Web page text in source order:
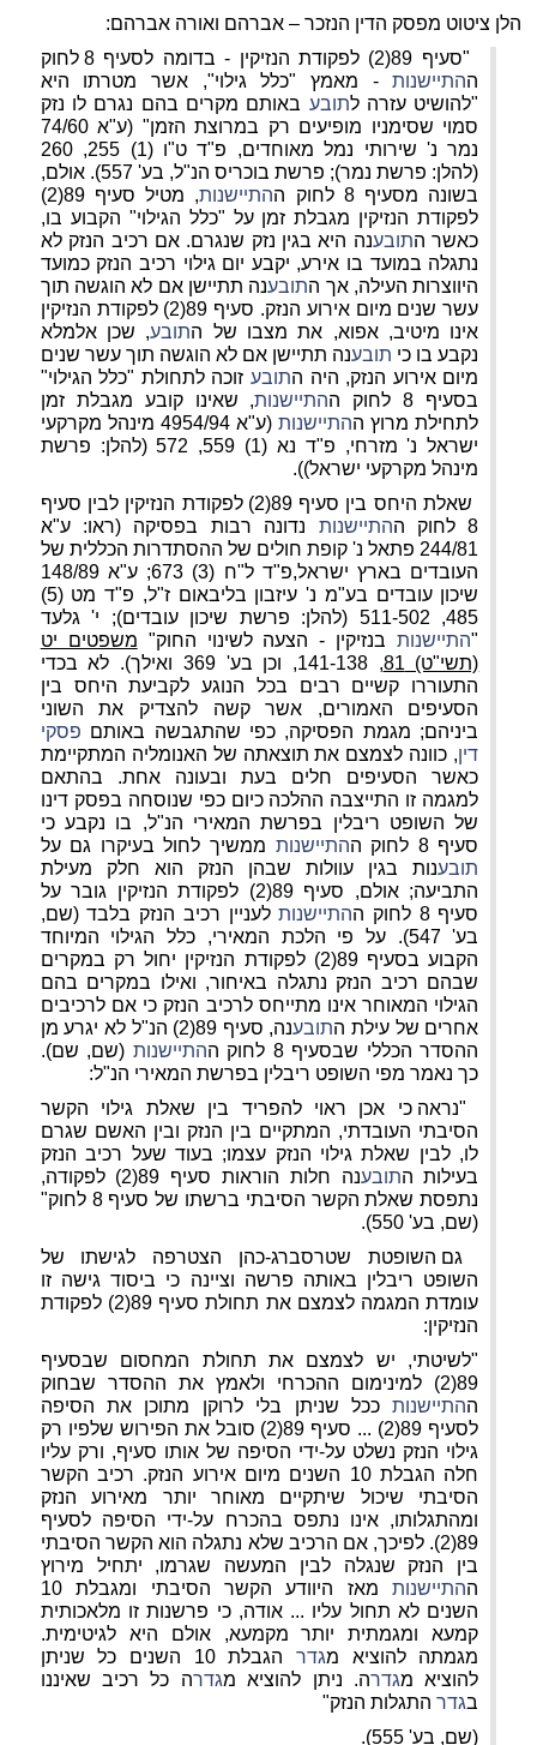
הלן ציטוט מפסק הדין הנזכר – אברהם ואורה אברהם:
"סעיף 89(2) לפקודת הנזיקין - בדומה לסעיף 8 לחוק
ההתיישנות- מאמץ "כלל גילוי", אשר מטרתו היא
"להושיט עזרה לתובע באותם מקרים בהם נגרם לו נזק
סמוי שסימניו מופיעים רק במרוצת הזמן" (ע"א 74/60
נמר נ' שירותי נמל מאוחדים, פ"ד ט"ו (1) 255, 260
(להלן: פרשת נמר); פרשת בוכריס הנ"ל, בע' 557). אולם,
בשונה מסעיף 8 לחוק ה
התיישנות
, מטיל סעיף 89(2)
לפקודת הנזיקין מגבלת זמן על "כלל הגילוי" הקבוע בו,
כאשר התובענה היא בגין נזק שנגרם. אם רכיב הנזק לא
נתגלה במועד בו אירע, יקבע יום גילוי רכיב הנזק כמועד
היווצרות העילה, אך התובענה תתיישן אם לא הוגשה תוך
עשר שנים מיום אירוע הנזק. סעיף 89(2) לפקודת הנזיקין
אינו מיטיב, אפוא, את מצבו של התובע, שכן אלמלא
נקבע בו כי תובענה תתיישן אם לא הוגשה תוך עשר שנים
מיום אירוע הנזק, היה התובע זוכה לתחולת "כלל הגילוי"
בסעיף 8 לחוק ה
התיישנות, שאינו קובע מגבלת זמן
לתחילת מרוץ ההתיישנות
(ע"א 4954/94 מינהל מקרקעי
ישראל נ' מזרחי, פ"ד נא (1) 559, 572 (להלן: פרשת
מינהל מקרקעי ישראל)).
שאלת היחס בין סעיף 89(2) לפקודת הנזיקין לבין סעיף
8 לחוק ה
התיישנות נדונה רבות בפסיקה (ראו: ע"א
244/81 פתאל נ' קופת חולים של ההסתדרות הכללית של
העובדים בארץ ישראל,פ"ד ל"ח (3) 673; ע"א 148/89
שיכון עובדים בע"מ נ' עיזבון בליבאום ז"ל, פ"ד מט (5)
485, 511-502 (להלן: פרשת שיכון עובדים); י' גלעד
"התיישנותבנזיקין - הצעה לשינוי החוק" משפטים יט
(תשי"ט) 81
, 141-138, וכן בע' 369 ואילך). לא בכדי
התעוררו קשיים רבים בכל הנוגע לקביעת היחס בין
הסעיפים האמורים, אשר קשה להצדיק את השוני
ביניהם; מגמת הפסיקה, כפי שהתגבשה באותם פסקי
דין, כוונה לצמצם את תוצאתה של האנומליה המתקיימת
כאשר הסעיפים חלים בעת ובעונה אחת. בהתאם
למגמה זו התייצבה ההלכה כיום כפי שנוסחה בפסק דינו
של השופט ריבלין בפרשת המאירי הנ"ל, בו נקבע כי
סעיף 8 לחוק ה
התיישנות ממשיך לחול בעיקרו גם על
תובענות בגין עוולות שבהן הנזק הוא חלק מעילת
התביעה; אולם, סעיף 89(2) לפקודת הנזיקין גובר על
סעיף 8 לחוק ה
התיישנותלעניין רכיב הנזק בלבד (שם,
בע' 547). על פי הלכת המאירי, כלל הגילוי המיוחד
הקבוע בסעיף 89(2) לפקודת הנזיקין יחול רק במקרים
שבהם רכיב הנזק נתגלה באיחור, ואילו במקרים בהם
הגילוי המאוחר אינו מתייחס לרכיב הנזק כי אם לרכיבים
אחרים של עילת התובע
נה, סעיף 89(2) הנ"ל לא יגרע מן
ההסדר הכללי שבסעיף 8 לחוק ה
התיישנות (שם, שם).
כך נאמר מפי השופט ריבלין בפרשת המאירי הנ"ל:
"נראה כי אכן ראוי להפריד בין שאלת גילוי הקשר
הסיבתי העובדתי, המתקיים בין הנזק ובין האשם שגרם
לו, לבין שאלת גילוי הנזק עצמו; בעוד שעל רכיב הנזק
בעילות התובע
נה חלות הוראות סעיף 89(2) לפקודה,
נתפסת שאלת הקשר הסיבתי ברשתו של סעיף 8 לחוק"
(שם, בע' 550).
גם השופטת שטרסברג-כהן הצטרפה לגישתו של
השופט ריבלין באותה פרשה וציינה כי ביסוד גישה זו
עומדת המגמה
לצמצם את תחולת סעיף 89(2) לפקודת
הנזיקין:
"לשיטתי, יש לצמצם את תחולת המחסום שבסעיף
89(2) למינימום ההכרחי ולאמץ את ההסדר שבחוק
ההתיישנותככל שניתן בלי לרוקן מתוכן את הסיפה
לסעיף 89(2) ... סעיף 89(2) סובל את הפירוש שלפיו רק
גילוי הנזק נשלט על-ידי הסיפה של אותו סעיף, ורק עליו
חלה הגבלת 10 השנים מיום אירוע הנזק. רכיב הקשר
הסיבתי שיכול שיתקיים מאוחר יותר מאירוע הנזק
ומהתגלותו, אינו נתפס בהכרח על-ידי הסיפה לסעיף
89(2). לפיכך, אם הרכיב שלא נתגלה הוא הקשר הסיבתי
בין הנזק שנגלה לבין המעשה שגרמו, יתחיל מירוץ
ההתיישנות
מאז היוודע הקשר הסיבתי ומגבלת 10
השנים לא תחול עליו ... אודה, כי פרשנות זו מלאכותית
קמעא ומגמתית יותר מקמעא, אולם היא לגיטימית.
מגמתה להוציא מגדר
הגבלת 10 השנים כל שניתן
להוציא מגדרה. ניתן להוציא מגדרה כל רכיב שאיננו
בגדרהתגלות הנזק"
(שם, בע' 555).